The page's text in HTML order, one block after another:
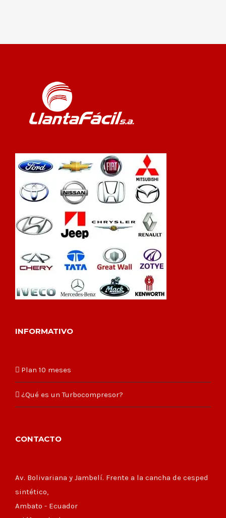
INFORMATIVO
Plan 10 meses
¿Qué es un Turbocompresor?
CONTACTO
Av. Bolivariana y Jambelí. Frente a la cancha de cesped
sintético,
Ambato - Ecuador